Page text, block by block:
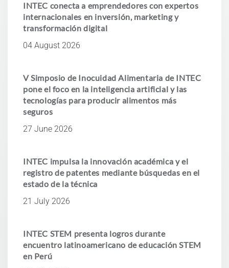
INTEC conecta a emprendedores con expertos
internacionales en inversión, marketing y
transformación digital
04 August 2026
V Simposio de Inocuidad Alimentaria de INTEC
pone el foco en la inteligencia artificial y las
tecnologías para producir alimentos más
seguros
27 June 2026
INTEC impulsa la innovación académica y el
registro de patentes mediante búsquedas en el
estado de la técnica
21 July 2026
INTEC STEM presenta logros durante
encuentro latinoamericano de educación STEM
en Perú